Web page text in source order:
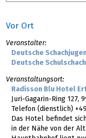
Vor Ort
Veranstalter:
Deutsche
Deutsche
Veranstaltungsort:
Radisson Blu Hotel
Juri-Gagarin-Ring 127,
Telefon (dienstlich) +49
Das Hotel befindet
in der Nähe von der